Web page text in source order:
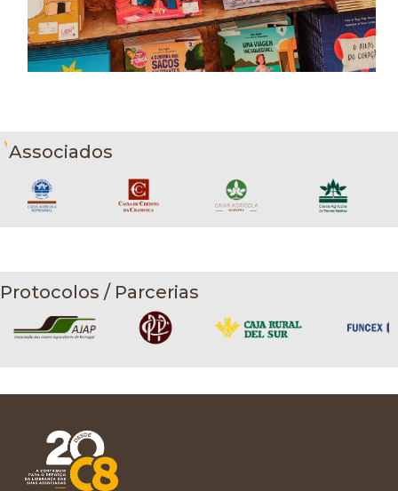
Associados
Protocolos / Parcerias